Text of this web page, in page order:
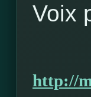
Voix
http://